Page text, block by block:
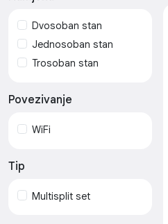
Dvosoban stan
Jednosoban stan
Trosoban stan
Povezivanje
WiFi
Tip
Multisplit set